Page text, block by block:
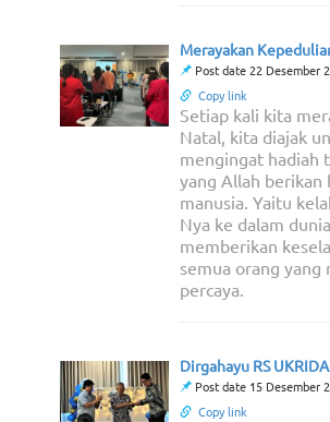
Merayakan
Post date 22 Desember
Copy link
Setiap kali kita
Natal, kita diajak
mengingat hadiah
yang Allah berikan
manusia. Yaitu
Nya ke dalam
memberikan
semua orang yang
percaya.
Dirgahayu RS UKRIDA
Post date 15 Desember
Copy link